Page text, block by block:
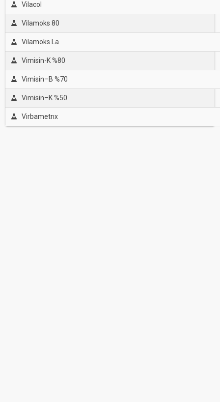
Vilacol
Vilamoks 80
Vilamoks La
Vimisin-K %80
Vimisin–B %70
Vimisin–K %50
Virbametrıx